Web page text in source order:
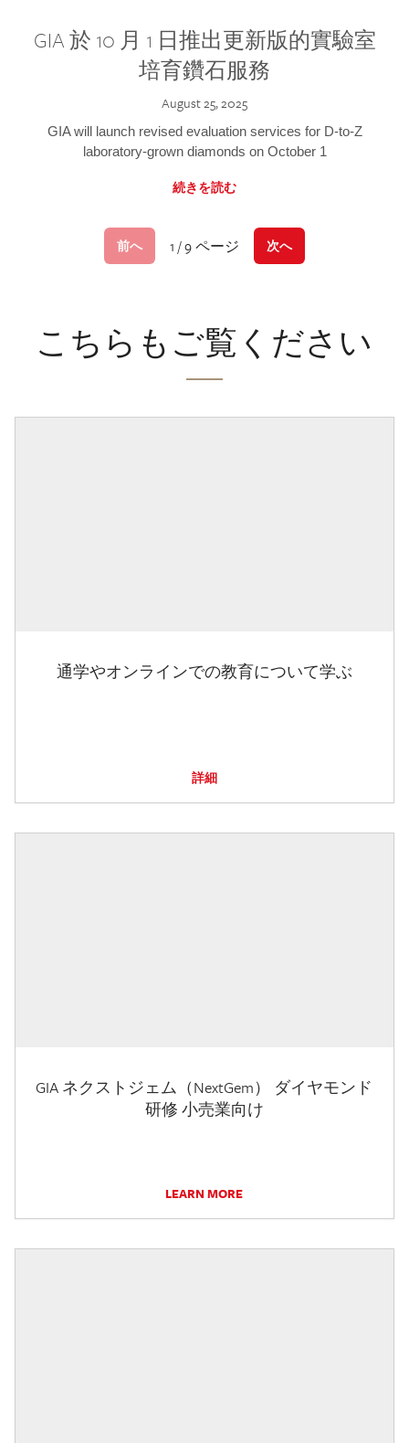
GIA 於 10 月 1 日推出更新版的實驗室
培育鑽石服務
August 25, 2025
GIA will launch revised evaluation services for D-to-Z
laboratory-grown diamonds on October 1
続きを読む
前へ 1 / 9 ページ 次へ
こちらもご覧ください
通学やオンラインでの教育について学ぶ
詳細
GIA ネクストジェム（NextGem） ダイヤモンド
研修 小売業向け
LEARN MORE